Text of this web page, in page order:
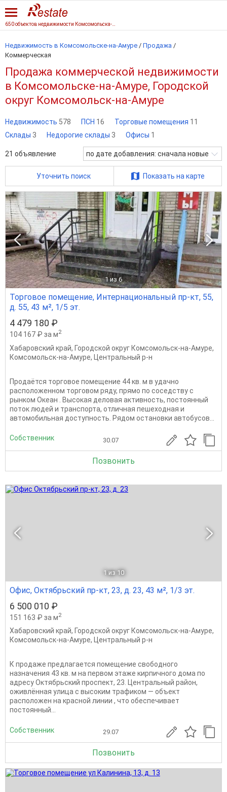
Недвижимость в Комсомольске-на-Амуре / Продажа /
Коммерческая
Продажа коммерческой недвижимости
в Комсомольске-на-Амуре, Городской
округ Комсомольск-на-Амуре
Недвижимость 578 ПСН 16 Торговые помещения 11
Склады 3 Недорогие склады 3 Офисы 1
21 объявление по дате добавления: сначала новые
Уточнить поиск Показать на карте
1 из 6
Торговое помещение, Интернациональный пр-кт, 55,
д. 55, 43 м², 1/5 эт.
4 479 180 ₽
104 167 ₽ за м2
Хабаровский край, Городской округ Комсомольск-на-Амуре,
Комсомольск-на-Амуре, Центральный р-н
Продаётся торговое помещение 44 кв. м в удачно
расположенном торговом ряду, прямо по соседству с
рынком Океан . Высокая деловая активность, постоянный
поток людей и транспорта, отличная пешеходная и
автомобильная доступность. Рядом остановки автобусов...
Собственник 30.07
Позвонить
1 из 10
Офис, Октябрьский пр-кт, 23, д. 23, 43 м², 1/3 эт.
6 500 010 ₽
151 163 ₽ за м2
Хабаровский край, Городской округ Комсомольск-на-Амуре,
Комсомольск-на-Амуре, Центральный р-н
К продаже предлагается помещение свободного
назначения 43 кв. м на первом этаже кирпичного дома по
адресу Октябрьский проспект, 23. Центральный район,
оживлённая улица с высоким трафиком — объект
расположен на красной линии , что обеспечивает
постоянный...
Собственник 29.07
Позвонить